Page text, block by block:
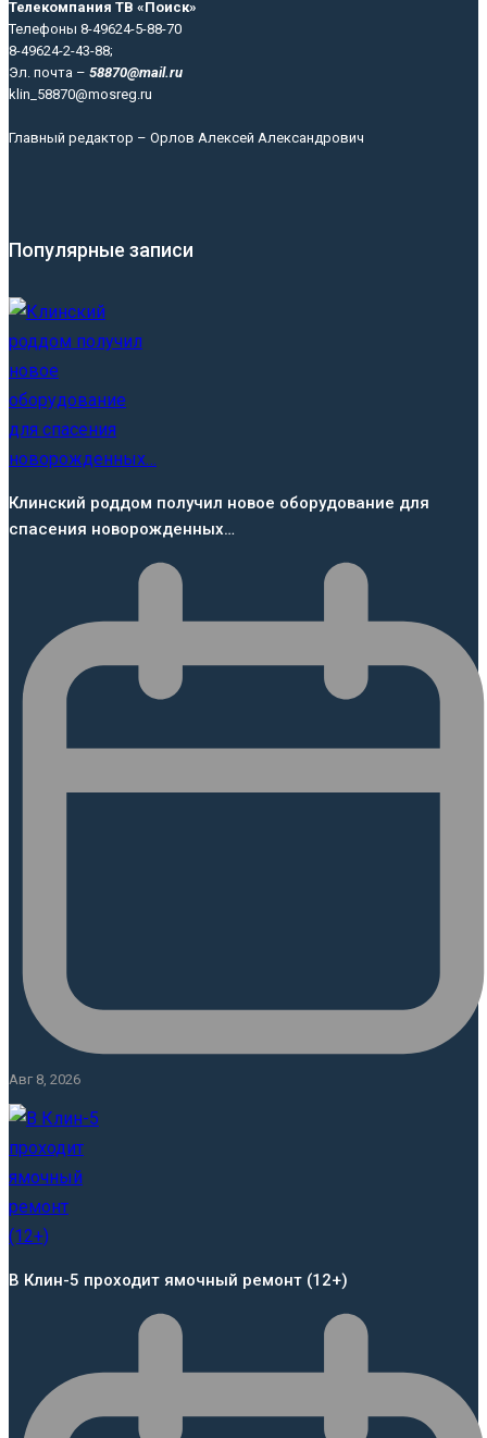
Телекомпания ТВ «Поиск»
Телефоны 8-49624-5-88-70
8-49624-2-43-88;
Эл. почта – 58870@mail.ru
klin_58870@mosreg.ru
Главный редактор – Орлов Алексей Александрович
Популярные записи
Клинский роддом получил новое оборудование для
спасения новорожденных…
Авг 8, 2026
В Клин-5 проходит ямочный ремонт (12+)